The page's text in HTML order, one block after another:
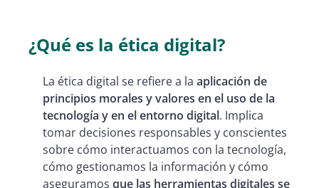
¿Qué es la ética digital?
La ética digital se refiere a la aplicación de
principios morales y valores en el uso de la
tecnología y en el entorno digital. Implica
tomar decisiones responsables y conscientes
sobre cómo interactuamos con la tecnología,
cómo gestionamos la información y cómo
aseguramos que las herramientas digitales se